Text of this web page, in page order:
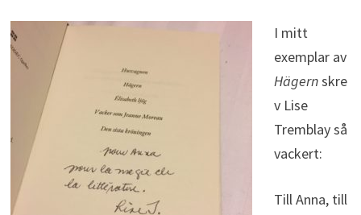
I mitt
exemplar av
Hägernskre
v Lise
Tremblay så
vackert:
Till Anna, till